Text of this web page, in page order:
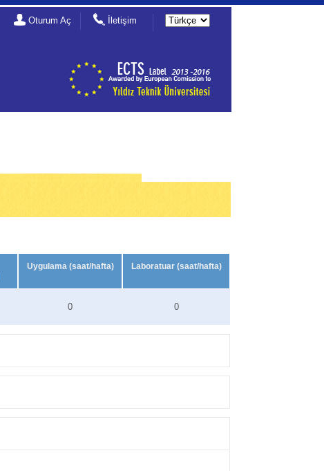
Oturum Aç İletişim
Uygulama (saat/hafta) Laboratuar (saat/hafta)
0 0